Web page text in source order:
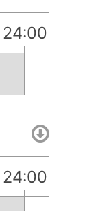
24:00
24:00